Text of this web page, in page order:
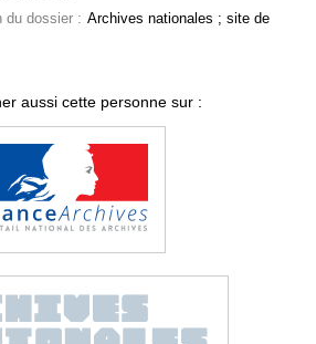
du dossier : Archives nationales ; site de
aussi cette personne sur :